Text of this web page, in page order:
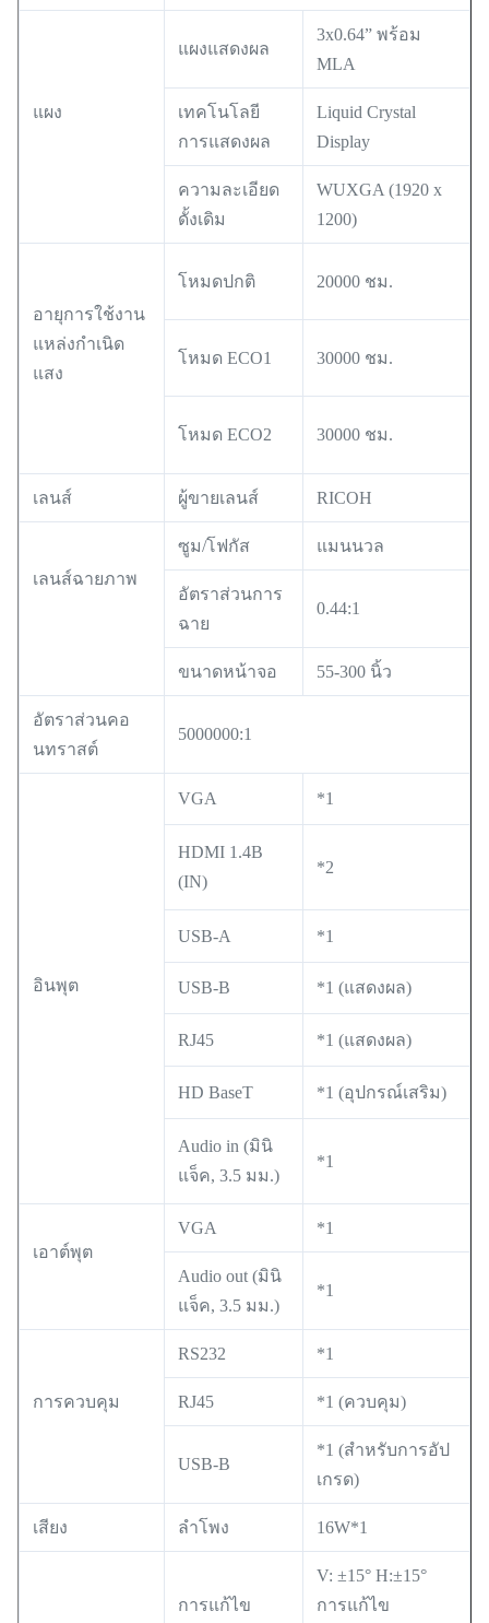
แผง
แผงแสดงผล
3x0.64” พร้อม
MLA
เทคโนโลยี
การแสดงผล
Liquid Crystal
Display
ความละเอียด
ดั้งเดิม
WUXGA (1920 x
1200)
อายุการใช้งาน
แหล่งกำเนิด
แสง
โหมดปกติ 20000 ชม.
โหมด ECO1 30000 ชม.
โหมด ECO2 30000 ชม.
เลนส์ ผู้ขายเลนส์ RICOH
เลนส์ฉายภาพ
ซูม/โฟกัส แมนนวล
อัตราส่วนการ
ฉาย
0.44:1
ขนาดหน้าจอ 55-300 นิ้ว
อัตราส่วนคอ
นทราสต์
5000000:1
อินพุต
VGA *1
HDMI 1.4B
(IN)
*2
USB-A *1
USB-B *1 (แสดงผล)
RJ45 *1 (แสดงผล)
HD BaseT *1 (อุปกรณ์เสริม)
Audio in (มินิ
แจ็ค, 3.5 มม.)
*1
เอาต์พุต
VGA *1
Audio out (มินิ
แจ็ค, 3.5 มม.)
*1
การควบคุม
RS232 *1
RJ45 *1 (ควบคุม)
USB-B
*1 (สำหรับการอัป
เกรด)
เสียง ลำโพง 16W*1
การแก้ไข
V: ±15° H:±15°
การแก้ไข